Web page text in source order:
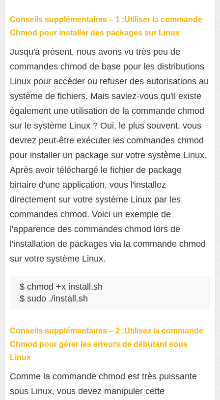
Conseils supplémentaires – 1 :Utiliser la commande
Chmod pour installer des packages sur Linux
Jusqu'à présent, nous avons vu très peu de
commandes chmod de base pour les distributions
Linux pour accéder ou refuser des autorisations au
système de fichiers. Mais saviez-vous qu'il existe
également une utilisation de la commande chmod
sur le système Linux ? Oui, le plus souvent, vous
devrez peut-être exécuter les commandes chmod
pour installer un package sur votre système Linux.
Après avoir téléchargé le fichier de package
binaire d'une application, vous l'installez
directement sur votre système Linux par les
commandes chmod. Voici un exemple de
l'apparence des commandes chmod lors de
l'installation de packages via la commande chmod
sur votre système Linux.
$ chmod +x install.sh
$ sudo ./install.sh
Conseils supplémentaires – 2 :Utilisez la commande
Chmod pour gérer les erreurs de débutant sous
Linux
Comme la commande chmod est très puissante
sous Linux, vous devez manipuler cette